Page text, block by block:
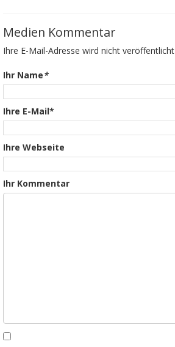
Medien Kommentar
Ihre E-Mail-Adresse wird nicht veröffentlicht
Ihr Name*
Ihre E-Mail*
Ihre Webseite
Ihr Kommentar